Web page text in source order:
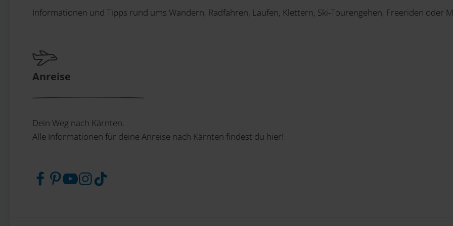
Informationen und Tipps rund ums Wandern, Radfahren, Laufen, Klettern, Ski-Tourengehen, Freeriden oder
Anreise
Dein Weg nach Kärnten.
Alle Informationen für deine Anreise nach Kärnten findest du hier!